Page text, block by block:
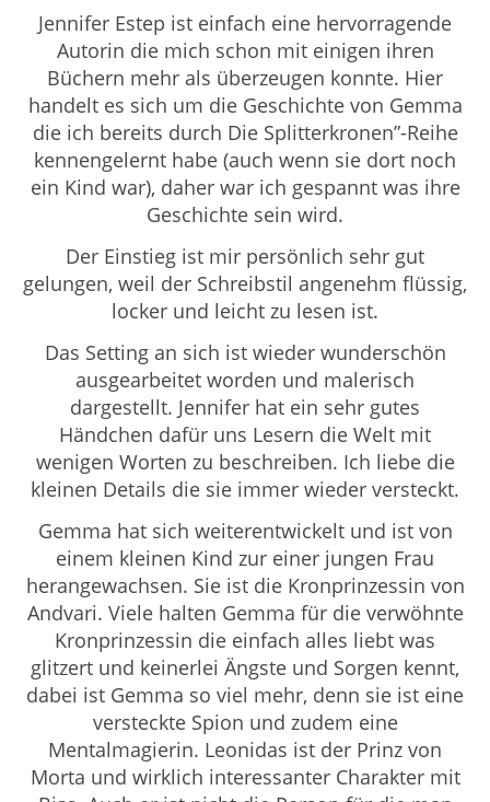
Jennifer Estep ist einfach eine hervorragende
Autorin die mich schon mit einigen ihren
Büchern mehr als überzeugen konnte. Hier
handelt es sich um die Geschichte von Gemma
die ich bereits durch Die Splitterkronen”-Reihe
kennengelernt habe (auch wenn sie dort noch
ein Kind war), daher war ich gespannt was ihre
Geschichte sein wird.
Der Einstieg ist mir persönlich sehr gut
gelungen, weil der Schreibstil angenehm flüssig,
locker und leicht zu lesen ist.
Das Setting an sich ist wieder wunderschön
ausgearbeitet worden und malerisch
dargestellt. Jennifer hat ein sehr gutes
Händchen dafür uns Lesern die Welt mit
wenigen Worten zu beschreiben. Ich liebe die
kleinen Details die sie immer wieder versteckt.
Gemma hat sich weiterentwickelt und ist von
einem kleinen Kind zur einer jungen Frau
herangewachsen. Sie ist die Kronprinzessin von
Andvari. Viele halten Gemma für die verwöhnte
Kronprinzessin die einfach alles liebt was
glitzert und keinerlei Ängste und Sorgen kennt,
dabei ist Gemma so viel mehr, denn sie ist eine
versteckte Spion und zudem eine
Mentalmagierin. Leonidas ist der Prinz von
Morta und wirklich interessanter Charakter mit